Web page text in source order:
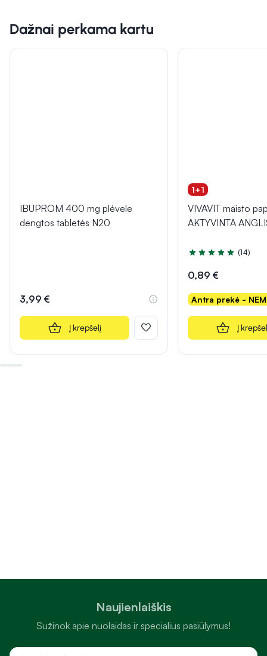
Dažnai perkama kartu
IBUPROM 400 mg plėvele
dengtos tabletės N20
3,99 €
Į krepšelį
1+1
VIVAVIT maisto
AKTYVINTA
Įvertinimas 5.0 iš 5
(14)
0,89 €
Antra prekė -
Į
Naujienlaiškis
Sužinok apie nuolaidas ir specialius pasiūlymus!